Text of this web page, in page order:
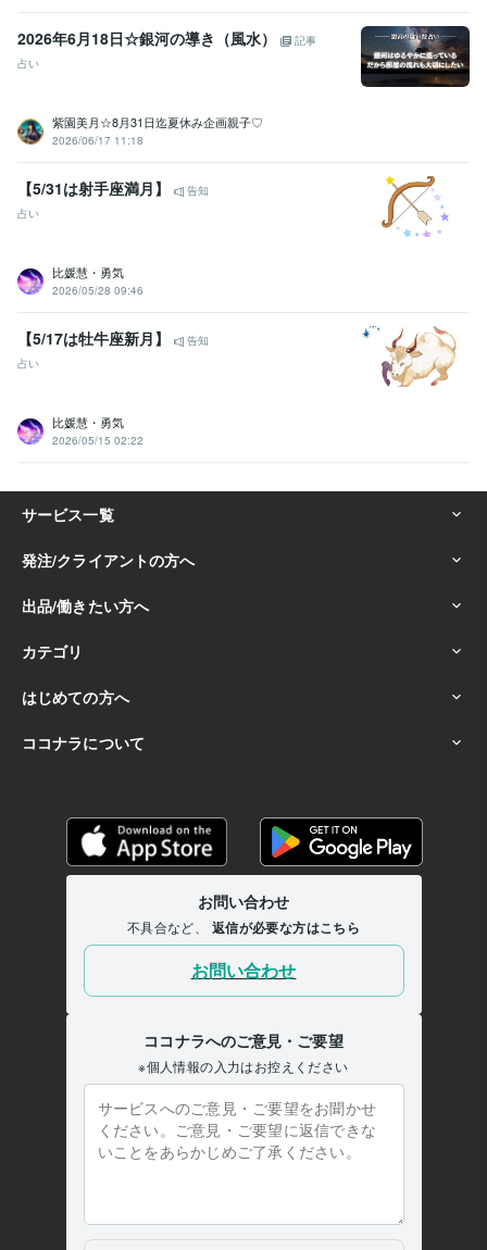
2026年6月18日☆銀河の導き（風水）
記事
占い
紫園美月☆8月31日迄夏休み企画親子♡
2026/06/17 11:18
【5/31は射手座満月】
告知
占い
比媛慧・勇気
2026/05/28 09:46
【5/17は牡牛座新月】
告知
占い
比媛慧・勇気
2026/05/15 02:22